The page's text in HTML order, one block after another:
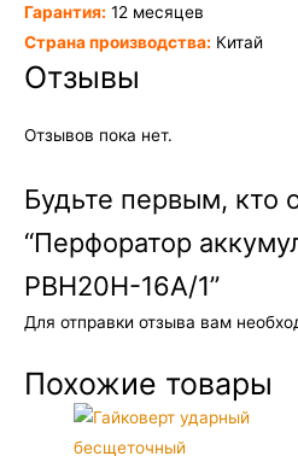
Гарантия: 12 месяцев
Страна производства: Китай
Отзывы
Отзывов пока нет.
Будьте первым, кто
“Перфоратор
PBH20H-16A/1”
Для отправки отзыва вам
Похожие товары